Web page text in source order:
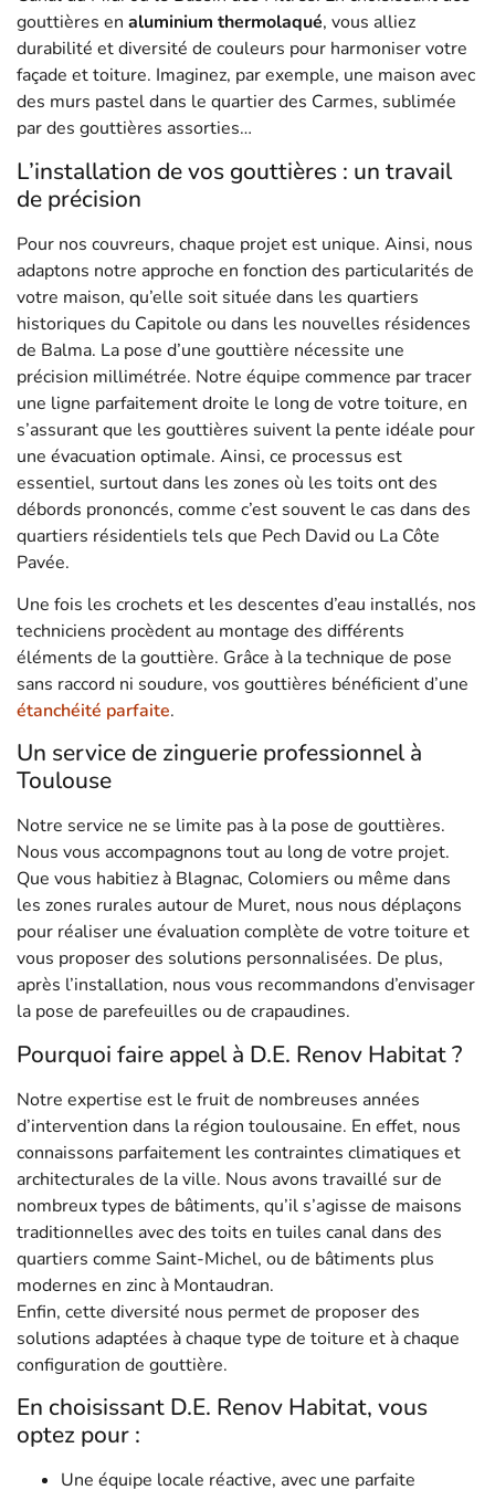
gouttières en aluminium thermolaqué, vous alliez
durabilité et diversité de couleurs pour harmoniser votre
façade et toiture. Imaginez, par exemple, une maison avec
des murs pastel dans le quartier des Carmes, sublimée
par des gouttières assorties…
L’installation de vos gouttières : un travail
de précision
Pour nos couvreurs, chaque projet est unique. Ainsi, nous
adaptons notre approche en fonction des particularités de
votre maison, qu’elle soit située dans les quartiers
historiques du Capitole ou dans les nouvelles résidences
de Balma. La pose d’une gouttière nécessite une
précision millimétrée. Notre équipe commence par tracer
une ligne parfaitement droite le long de votre toiture, en
s’assurant que les gouttières suivent la pente idéale pour
une évacuation optimale. Ainsi, ce processus est
essentiel, surtout dans les zones où les toits ont des
débords prononcés, comme c’est souvent le cas dans des
quartiers résidentiels tels que Pech David ou La Côte
Pavée.
Une fois les crochets et les descentes d’eau installés, nos
techniciens procèdent au montage des différents
éléments de la gouttière. Grâce à la technique de pose
sans raccord ni soudure, vos gouttières bénéficient d’une
étanchéité parfaite.
Un service de zinguerie professionnel à
Toulouse
Notre service ne se limite pas à la pose de gouttières.
Nous vous accompagnons tout au long de votre projet.
Que vous habitiez à Blagnac, Colomiers ou même dans
les zones rurales autour de Muret, nous nous déplaçons
pour réaliser une évaluation complète de votre toiture et
vous proposer des solutions personnalisées. De plus,
après l’installation, nous vous recommandons d’envisager
la pose de parefeuilles ou de crapaudines.
Pourquoi faire appel à D.E. Renov Habitat ?
Notre expertise est le fruit de nombreuses années
d’intervention dans la région toulousaine. En effet, nous
connaissons parfaitement les contraintes climatiques et
architecturales de la ville. Nous avons travaillé sur de
nombreux types de bâtiments, qu’il s’agisse de maisons
traditionnelles avec des toits en tuiles canal dans des
quartiers comme Saint-Michel, ou de bâtiments plus
modernes en zinc à Montaudran.
Enfin, cette diversité nous permet de proposer des
solutions adaptées à chaque type de toiture et à chaque
configuration de gouttière.
En choisissant D.E. Renov Habitat, vous
optez pour :
Une équipe locale réactive, avec une parfaite